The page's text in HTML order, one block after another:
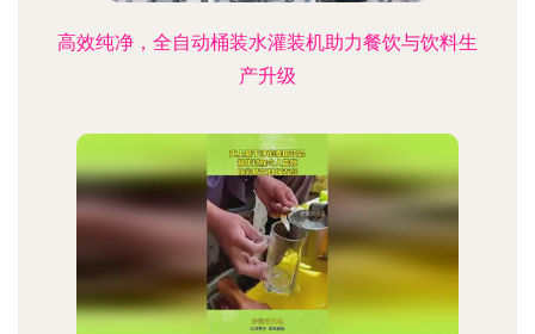
高效纯净，全自动桶装水灌装机助力餐饮与饮料生
产升级